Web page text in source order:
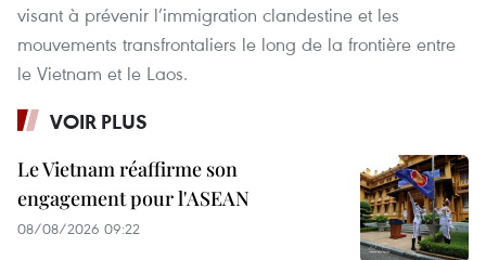
visant à prévenir l’immigration clandestine et les
mouvements transfrontaliers le long de la frontière entre
le Vietnam et le Laos.
VOIR PLUS
Le Vietnam réaffirme son
engagement pour l'ASEAN
08/08/2026 09:22